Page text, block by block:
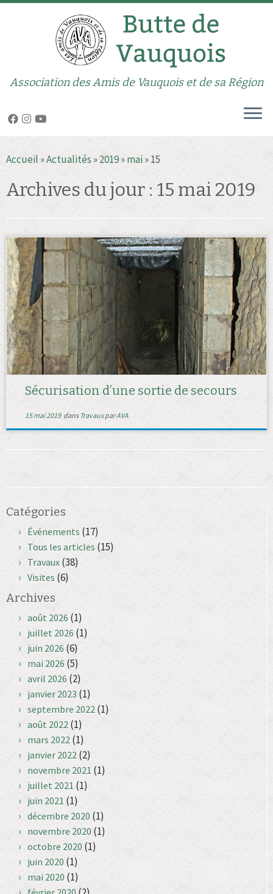
au
Association des Amis de Vauquois et de sa Région
Accueil »Actualités »2019»mai»15
Archives du jour : 15 mai 2019
Sécurisation d’une sortie de secours
15 mai 2019dans TravauxparAVA
Catégories
Événements (17)
Tous les articles (15)
Travaux (38)
Visites (6)
Archives
août 2026 (1)
juillet 2026 (1)
juin 2026 (6)
mai 2026 (5)
avril 2026 (2)
janvier 2023 (1)
septembre 2022 (1)
août 2022 (1)
mars 2022 (1)
janvier 2022 (2)
novembre 2021 (1)
juillet 2021 (1)
juin 2021 (1)
décembre 2020 (1)
novembre 2020 (1)
octobre 2020 (1)
juin 2020 (1)
mai 2020 (1)